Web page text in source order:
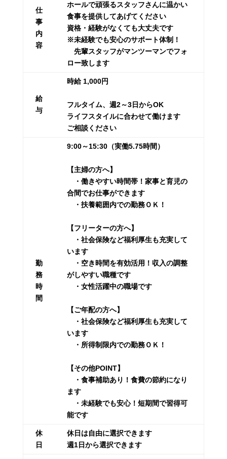
仕
事
内
容
ホールで頑張るスタッフさんに温かい
食事を提供してあげてください
資格・経験がなくても大丈夫です
※未経験でも安心のサポート体制！
先輩スタッフがマンツーマンでフォ
ロー致します
給
与
時給 1,000円
フルタイム、週2～3日からOK
ライフスタイルに合わせて働けます
ご相談ください
勤
務
時
間
9:00～15:30（実働5.75時間）
【主婦の方へ】
・働きやすい時間帯！家事と育児の
合間でお仕事ができます
・扶養範囲内での勤務ＯＫ！
【フリーターの方へ】
・社会保険など福利厚生も充実して
います
・空き時間を有効活用！収入の調整
がしやすい職種です
・女性活躍中の職場です
【ご年配の方へ】
・社会保険など福利厚生も充実して
います
・所得制限内での勤務ＯＫ！
【その他POINT】
・食事補助あり！食費の節約になり
ます
・未経験でも安心！短期間で習得可
能です
休
日
休日は自由に選択できます
週1日から選択できます